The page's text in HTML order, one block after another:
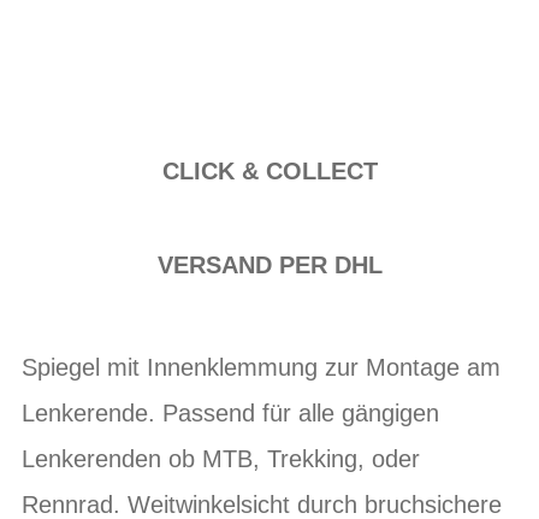
CLICK & COLLECT
VERSAND PER DHL
Spiegel mit Innenklemmung zur Montage am
Lenkerende. Passend für alle gängigen
Lenkerenden ob MTB, Trekking, oder
Rennrad. Weitwinkelsicht durch bruchsichere